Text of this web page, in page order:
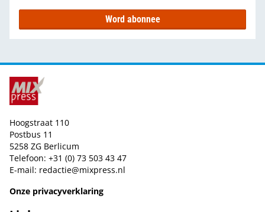
Word abonnee
Hoogstraat 110
Postbus 11
5258 ZG Berlicum
Telefoon: +31 (0) 73 503 43 47
E-mail: redactie@mixpress.nl
Onze privacyverklaring